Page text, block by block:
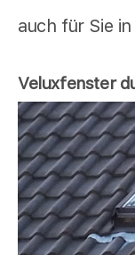
auch für Sie
Veluxfenster